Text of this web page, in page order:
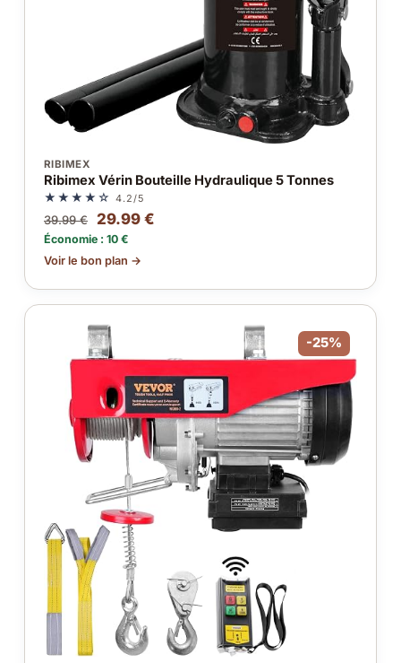
RIBIMEX
Ribimex Vérin Bouteille Hydraulique 5 Tonnes
★★★★☆ 4.2/5
39.99 € 29.99 €
Économie : 10 €
Voir le bon plan →
-25%